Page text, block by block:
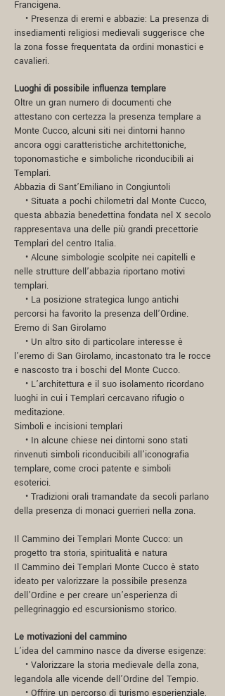
Francigena.
• Presenza di eremi e abbazie: La presenza di
insediamenti religiosi medievali suggerisce che
la zona fosse frequentata da ordini monastici e
cavalieri.
Luoghi di possibile influenza templare
Oltre un gran numero di documenti che
attestano con certezza la presenza templare a
Monte Cucco, alcuni siti nei dintorni hanno
ancora oggi caratteristiche architettoniche,
toponomastiche e simboliche riconducibili ai
Templari.
Abbazia di Sant’Emiliano in Congiuntoli
• Situata a pochi chilometri dal Monte Cucco,
questa abbazia benedettina fondata nel X secolo
rappresentava una delle più grandi precettorie
Templari del centro Italia.
• Alcune simbologie scolpite nei capitelli e
nelle strutture dell’abbazia riportano motivi
templari.
• La posizione strategica lungo antichi
percorsi ha favorito la presenza dell’Ordine.
Eremo di San Girolamo
• Un altro sito di particolare interesse è
l’eremo di San Girolamo, incastonato tra le rocce
e nascosto tra i boschi del Monte Cucco.
• L’architettura e il suo isolamento ricordano
luoghi in cui i Templari cercavano rifugio o
meditazione.
Simboli e incisioni templari
• In alcune chiese nei dintorni sono stati
rinvenuti simboli riconducibili all’iconografia
templare, come croci patente e simboli
esoterici.
• Tradizioni orali tramandate da secoli parlano
della presenza di monaci guerrieri nella zona.
Il Cammino dei Templari Monte Cucco: un
progetto tra storia, spiritualità e natura
Il Cammino dei Templari Monte Cucco è stato
ideato per valorizzare la possibile presenza
dell’Ordine e per creare un’esperienza di
pellegrinaggio ed escursionismo storico.
Le motivazioni del cammino
L’idea del cammino nasce da diverse esigenze:
• Valorizzare la storia medievale della zona,
legandola alle vicende dell’Ordine del Tempio.
• Offrire un percorso di turismo esperienziale,